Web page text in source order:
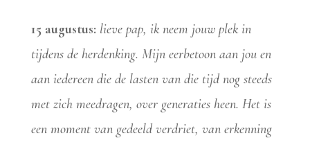
15 augustus: lieve pap, ik neem jouw plek in
tijdens de herdenking. Mijn eerbetoon aan jou en
aan iedereen die de lasten van die tijd nog steeds
met zich meedragen, over generaties heen. Het is
een moment van gedeeld verdriet, van erkenning